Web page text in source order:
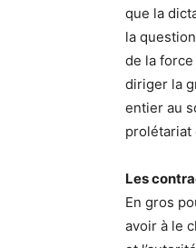
que la
la
de la
diriger la
entier au
prolétariat
Les
En gros
avoir à le